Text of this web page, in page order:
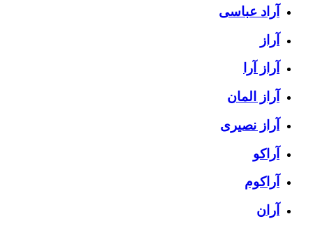
آراد عباسی
آراز
آراز آرا
آراز المان
آراز نصیری
آراکو
آراکوم
آران